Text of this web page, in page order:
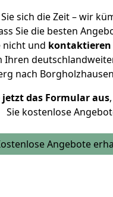
sich die Zeit – wir
Sie die besten
nicht und kontaktieren
Ihren
nach
jetzt das Formular aus
Sie kostenlose
Angebote